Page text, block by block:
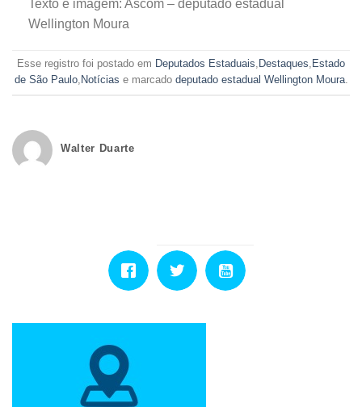
Texto e imagem: Ascom – deputado estadual
Wellington Moura
Esse registro foi postado em Deputados Estaduais, Destaques, Estado
de São Paulo, Notícias e marcado deputado estadual Wellington Moura.
Walter Duarte